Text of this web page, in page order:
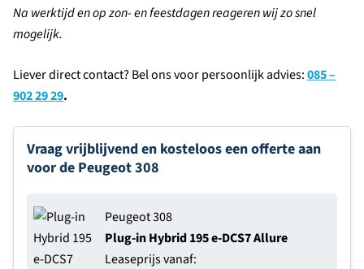
Na werktijd en op zon- en feestdagen reageren wij zo snel
mogelijk.
Liever direct contact? Bel ons voor persoonlijk advies:085 –
902 29 29.
Vraag vrijblijvend en kosteloos een offerte aan
voor de Peugeot 308
Peugeot 308
Plug-in Hybrid 195 e-DCS7 Allure
Leaseprijs vanaf: